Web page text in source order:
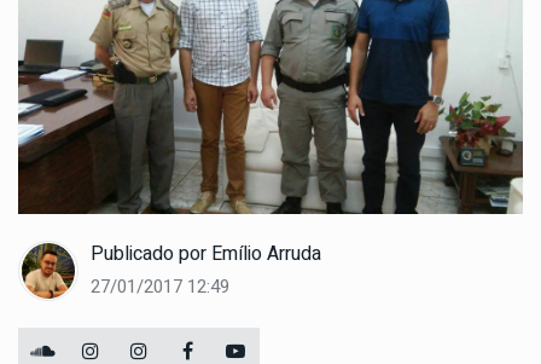
Publicado por Emílio Arruda
27/01/2017 12:49